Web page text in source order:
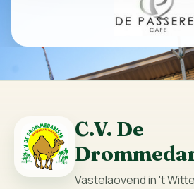
C.V. De
Vastelaovend in 't